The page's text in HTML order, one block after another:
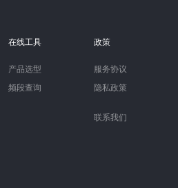
在线工具
产品选型
频段查询
政策
服务协议
隐私政策
联系我们